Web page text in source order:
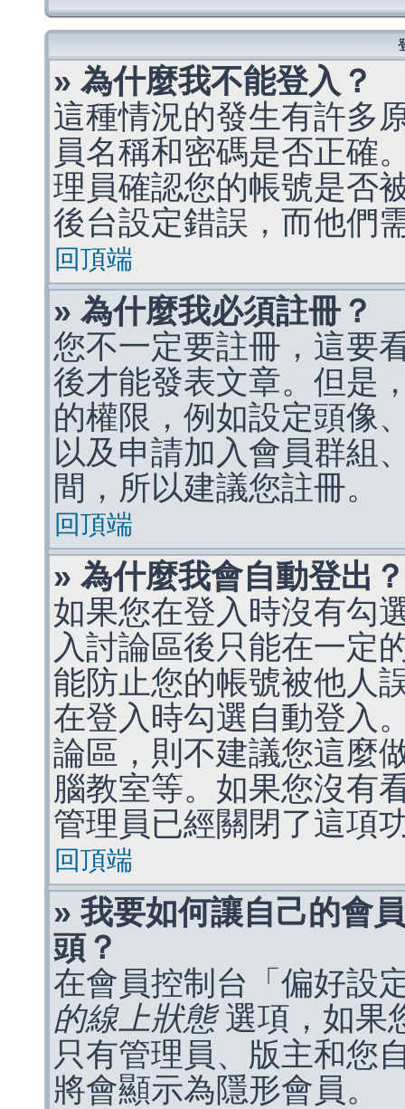
» 為什麼我不能登入？
這種情況的發生有許多
員名稱和密碼是否正確
理員確認您的帳號是否
後台設定錯誤，而他們
回頂端
» 為什麼我必須註冊？
您不一定要註冊，這要
後才能發表文章。但是
的權限，例如設定頭像
以及申請加入會員群組
間，所以建議您註冊。
回頂端
» 為什麼我會自動登出？
如果您在登入時沒有勾
入討論區後只能在一定
能防止您的帳號被他人
在登入時勾選自動登入
論區，則不建議您這麼
腦教室等。如果您沒有
管理員已經關閉了這項
回頂端
» 我要如何讓自己的會
頭？
在會員控制台「偏好設
的線上狀態選項，如果
只有管理員、版主和您
將會顯示為隱形會員。